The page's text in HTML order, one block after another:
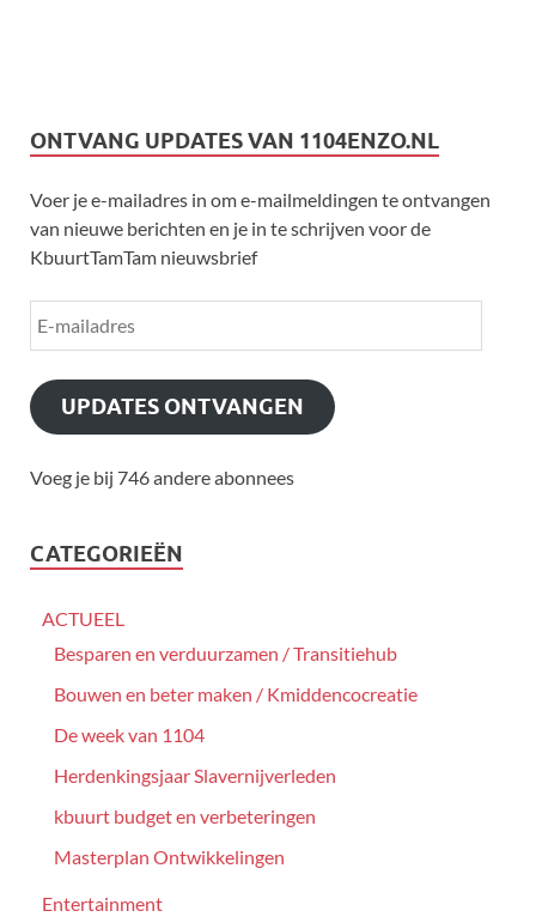
ONTVANG UPDATES VAN 1104ENZO.NL
Voer je e-mailadres in om e-mailmeldingen te ontvangen
van nieuwe berichten en je in te schrijven voor de
KbuurtTamTam nieuwsbrief
UPDATES ONTVANGEN
Voeg je bij 746 andere abonnees
CATEGORIEËN
ACTUEEL
Besparen en verduurzamen / Transitiehub
Bouwen en beter maken / Kmiddencocreatie
De week van 1104
Herdenkingsjaar Slavernijverleden
kbuurt budget en verbeteringen
Masterplan Ontwikkelingen
Entertainment